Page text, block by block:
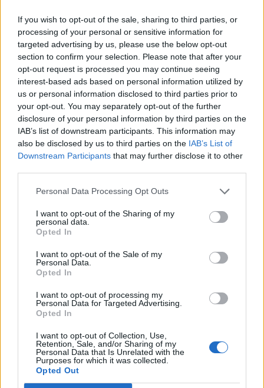
If you wish to opt-out of the sale, sharing to third parties, or
processing of your personal or sensitive information for
targeted advertising by us, please use the below opt-out
section to confirm your selection. Please note that after your
opt-out request is processed you may continue seeing
interest-based ads based on personal information utilized by
us or personal information disclosed to third parties prior to
your opt-out. You may separately opt-out of the further
disclosure of your personal information by third parties on the
IAB’s list of downstream participants. This information may
also be disclosed by us to third parties on the IAB’s List of
Downstream Participants that may further disclose it to other
Personal Data Processing Opt Outs
I want to opt-out of the Sharing of my
personal data.
Opted In
I want to opt-out of the Sale of my
Personal Data.
Opted In
I want to opt-out of processing my
Personal Data for Targeted Advertising.
Opted In
I want to opt-out of Collection, Use,
Retention, Sale, and/or Sharing of my
Personal Data that Is Unrelated with the
Purposes for which it was collected.
Opted Out
Añadir al calendario
Finanzas en la Era
Digital Huelva
Demo Day & Meet the